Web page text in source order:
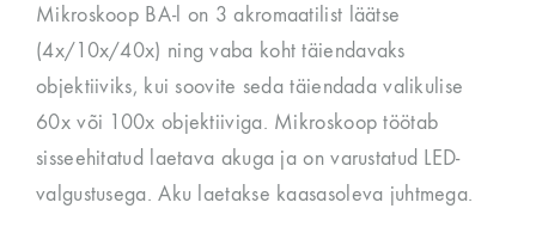
Mikroskoop BA-l on 3 akromaatilist läätse
(4x/10x/40x) ning vaba koht täiendavaks
objektiiviks, kui soovite seda täiendada valikulise
60x või 100x objektiiviga. Mikroskoop töötab
sisseehitatud laetava akuga ja on varustatud LED-
valgustusega. Aku laetakse kaasasoleva juhtmega.